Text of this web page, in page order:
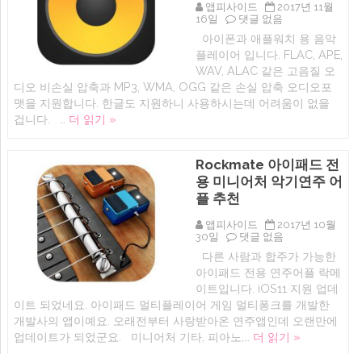
로
–
webDev,
각
종
클
라
우
드
리
밍,
오
프
인
음
악
플
레
이
어
Evermusic
Pro
에
앱피사이드
2017년 11월
16일
오
무
료:
VOX
(복
스)
아
워
치
음
악
레
이
및
이
퀄
라
이
저
댓글 없음
아이폰과 애플워치 용 음악
플레이어 입니다. FLAC, APE,
WAV, ALAC 같은 고음질 오
디오 비손실 압축과 MP3, WMA, OGG 같은 손실 압축 오디오포
맷을 지원합니다. 한글도 지원하니 사용하시는데 어려움이 없을
겁니다. … 더 읽기 »
Rockmate 아이패드 전
용 미니어처 악기연주 어
플 추천
앱피사이드
2017년 10월
30일
Rockmate
이
패
드
전
용
미
어
댓글 없음
다른 사람과 합주가 가능한
아이패드 전용 연주어플 락메
이트입니다. iOS11 지원 업데
이트 되었네요. 아이패드 멀티플레이어 게임 멀티퐁크를 개발한
개발사의 앱이예요. 오래전부터 사랑받아온 연주앱인데 오랜만에
업데이트가 되었군요. 미니어처 기타, 피아노,… 더 읽기 »